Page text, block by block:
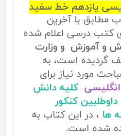
یازدهم خط سفید
مطابق با آخرین
کتب درسی اعلام شده
و آموزش و وزارت
گردیده است، به
مورد نیاز برای
کلیه دانش
داوطلبین کنکور
ها ، در این کتاب به
شده است.